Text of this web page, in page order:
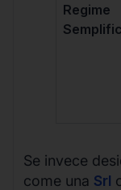
Regime
Se invece
come una Srl